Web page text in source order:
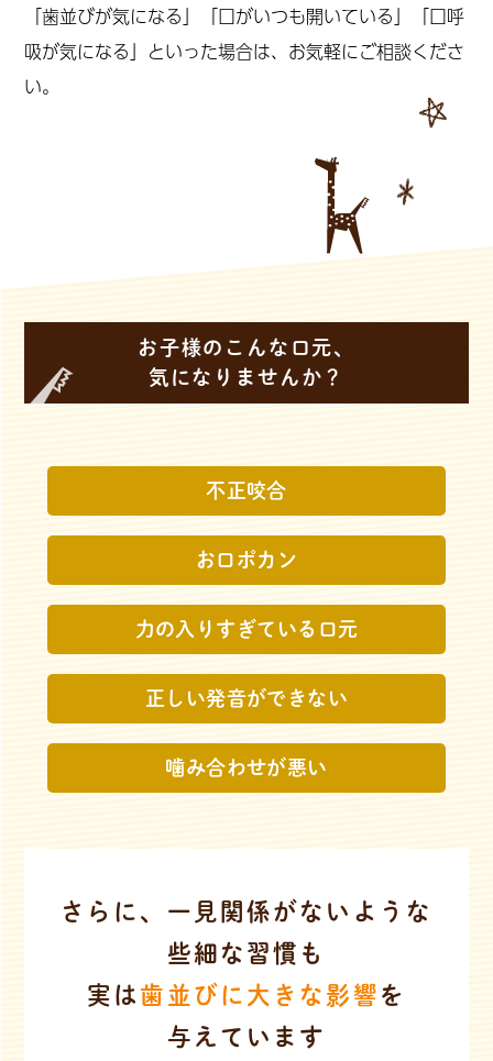
「歯並びが気になる」「口がいつも開いている」「口呼
吸が気になる」といった場合は、お気軽にご相談くださ
い。
お子様のこんな口元、
気になりませんか？
不正咬合
お口ポカン
力の入りすぎている 口元
正しい発音ができない
噛み合わせが悪い
さらに、一見関係がないような
些細な習慣も
実は 歯並びに大きな影響 を
与えています